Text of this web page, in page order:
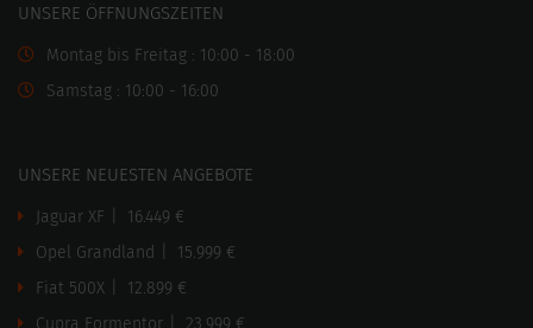
UNSERE ÖFFNUNGSZEITEN
Montag bis Freitag : 10:00 - 18:00
Samstag : 10:00 - 16:00
UNSERE NEUESTEN ANGEBOTE
Jaguar XF
16.449 €
Opel Grandland
15.999 €
Fiat 500X
12.899 €
Cupra Formentor
23.999 €